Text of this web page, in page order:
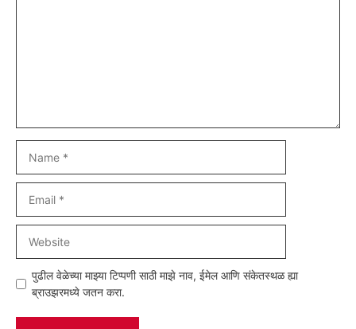
पुढील वेळेच्या माझ्या टिप्पणी साठी माझे नाव, ईमेल आणि संकेतस्थळ ह्या
ब्राउझरमध्ये जतन करा.